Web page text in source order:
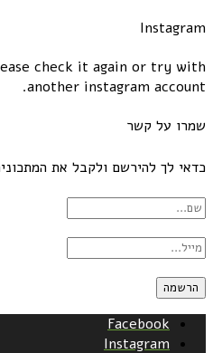
Instagram
check it again or try with
another instagram account.
שמרו על קשר
כדאי לך להירשם ולקבל את
Facebook
Instagram